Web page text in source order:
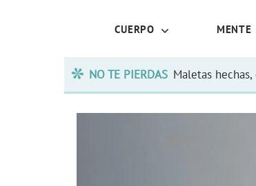
CUERPO MENTE
NO TE PIERDAS Maletas